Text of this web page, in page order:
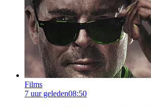
Films
7 uur geleden08:50